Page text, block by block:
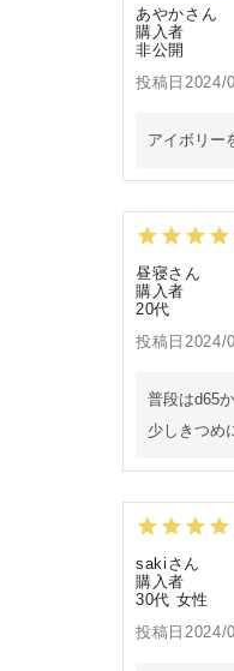
あやか
購入者
非公開
投稿日 2024/
アイボリー
昼寝
購入者
20代
投稿日 2024/
普段はd65
少しきつめ
saki
購入者
30代 女性
投稿日 2024/